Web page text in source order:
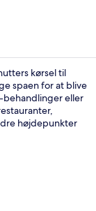
kørsel til
spaen for at blive
eller
højdepunkter